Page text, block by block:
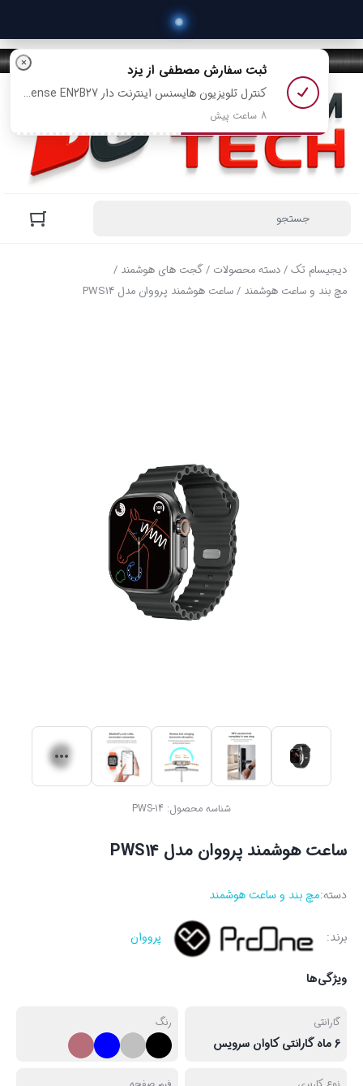
دیجیسام تک/دسته محصولات /گجت های هوشمند /
مچ بند و ساعت هوشمند / ساعت هوشمند پرووان مدل PWS14
شناسه محصول: PWS-14
ساعت هوشمند پرووان مدل PWS14
دسته:مچ بند و ساعت هوشمند
برند: پرووان
ویژگی‌ها
گارانتی
6 ماه گارانتی کاوان سرویس
رنگ
خ
× ثبت سفارش مصطفی از یزد
کنترل تلویزیون هایسنس اینترنت دار Hisense EN2B27 + باتری رایگان رو خرید کرد
8 ساعت پیش